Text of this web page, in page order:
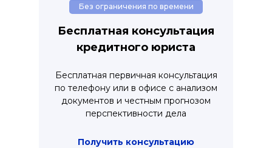
Бесплатная консультация
кредитного юриста
Бесплатная первичная консультация
по телефону или в офисе с анализом
документов и честным прогнозом
перспективности дела
Получить консультацию
Без ограничения по времени